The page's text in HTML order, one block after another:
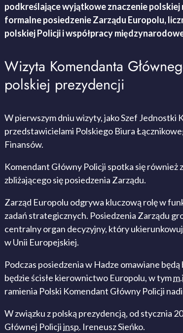
podkreślające wyjątkowe znaczenie
formalne posiedzenie Zarządu Europolu,
polskiej Policji i współpracy
Wizyta Komendanta
polskiej prezydencji
W pierwszym dniu wizyty, jako Szef Jednostki
przedstawicielami Polskiego Biura
Finansów.
Komendant Główny Policji spotka się
zbliżającego się posiedzenia Zarządu.
Zarząd Europolu odgrywa kluczową rolę w
zadań strategicznych. Posiedzenia Zarządu
centralny organ decyzyjny, który
w Unii Europejskiej.
Podczas posiedzenia w Hadze omawiane
będzie ścisłe kierownictwo Europolu, w tym
ramienia Polski Komendant Główny Policji
W związku z polską prezydencją, od stycznia
Głównej Policjiinsp. Ireneusz Sieńko.